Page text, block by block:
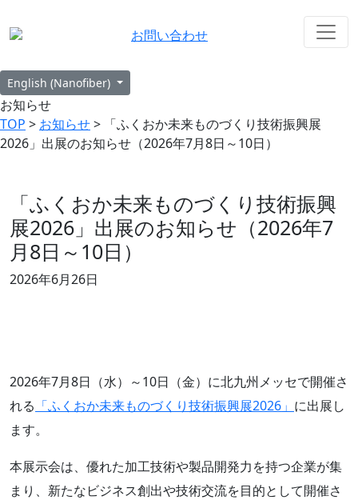
お問い合わせ
English (Nanofiber)
お知らせ
TOP > お知らせ> 「ふくおか未来ものづくり技術振興展
2026」出展のお知らせ（2026年7月8日～10日）
「ふくおか未来ものづくり技術振興
展2026」出展のお知らせ（2026年7
月8日～10日）
2026年6月26日
2026年7月8日（水）～10日（金）に北九州メッセで開催さ
れる 「ふくおか未来ものづくり技術振興展2026」 に出展し
ます。
本展示会は、優れた加工技術や製品開発力を持つ企業が集
まり、新たなビジネス創出や技術交流を目的として開催さ